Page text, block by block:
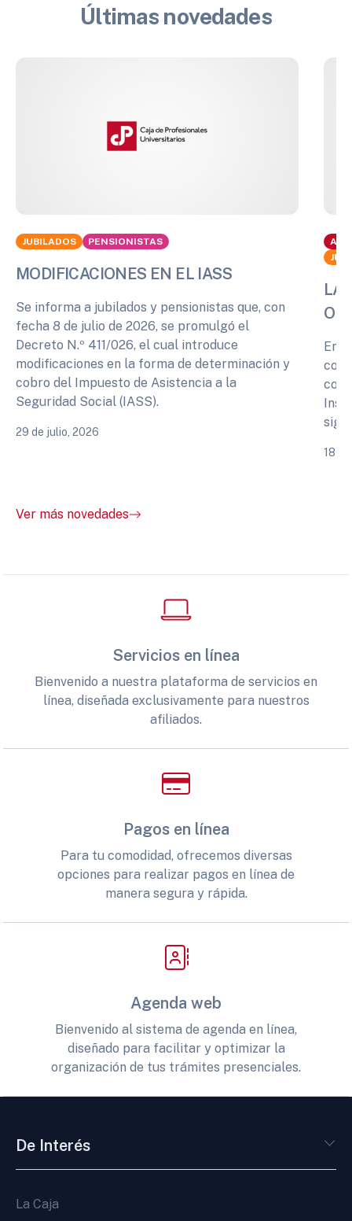
Últimas novedades
JUBILADOS PENSIONISTAS
MODIFICACIONES EN EL IASS
Se informa a jubilados y pensionistas que, con
fecha 8 de julio de 2026, se promulgó el
Decreto N.º 411/026, el cual introduce
modificaciones en la forma de determinación y
cobro del Impuesto de Asistencia a la
Seguridad Social (IASS).
29 de julio, 2026
LA
En
18
Ver más novedades
Servicios en línea
Bienvenido a nuestra plataforma de servicios en
línea, diseñada exclusivamente para nuestros
afiliados.
Pagos en línea
Para tu comodidad, ofrecemos diversas
opciones para realizar pagos en línea de
manera segura y rápida.
Agenda web
Bienvenido al sistema de agenda en línea,
diseñado para facilitar y optimizar la
organización de tus trámites presenciales.
De Interés
La Caja